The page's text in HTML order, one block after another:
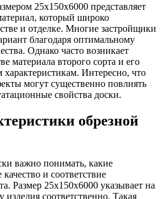
25х150х6000 представляет
который широко
и отделке. Многие застройщики
благодаря оптимальному
Однако часто возникает
материала второго сорта и его
характеристикам. Интересно, что
могут существенно повлиять
свойства доски.
обрезной
важно понимать, какие
и соответствие
Размер 25х150х6000 указывает на
соответственно. Такая